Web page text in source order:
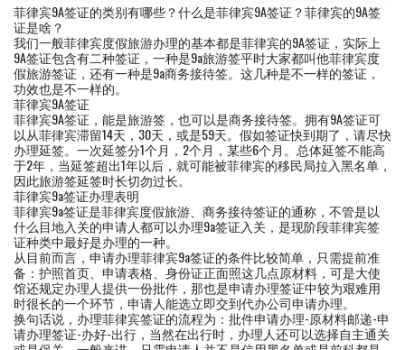
菲律宾9A签证的类别有哪些？什么是菲律宾9A签证？菲律宾的9A签
证是啥？
我们一般菲律宾度假旅游办理的基本都是菲律宾的9A签证，实际上
9A签证包含有二种签证，一种是9a旅游签平时大家都叫他菲律宾度
假旅游签证，还有一种是9a商务接待签。这几种是不一样的签证，
功效也是不一样的。
菲律宾9A签证
菲律宾9A签证，能是旅游签，也可以是商务接待签。拥有9A签证可
以从菲律宾滞留14天，30天，或是59天。假如签证快到期了，请尽快
办理延签。一次延签分1个月，2个月，某些6个月。总体延签不能高
于2年，当延签超出1年以后，就可能被菲律宾的移民局拉入黑名单，
因此旅游签延签时长切勿过长。
菲律宾9a签证办理表明
菲律宾9a签证是菲律宾度假旅游、商务接待签证的通称，不管是以
什么目地入关的申请人都可以办理9a签证入关，是现阶段菲律宾签
证种类中最好是办理的一种。
从目前而言，申请办理菲律宾9a签证的条件比较简单，只需提前准
备：护照首页、申请表格、身份证正面照这几点原材料，可是大使
馆还规定办理人提供一份批件，那也是申请办理签证中较为艰难用
时很长的一个环节，申请人能选立即交到代办公司申请办理。
换句话说，办理菲律宾签证的流程为：批件申请办理-原材料邮递-申
请办理签证-办好-出行，当然在出行时，办理人还可以选择自主通关